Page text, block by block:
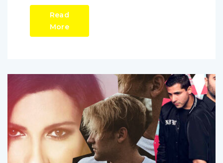
Read
More